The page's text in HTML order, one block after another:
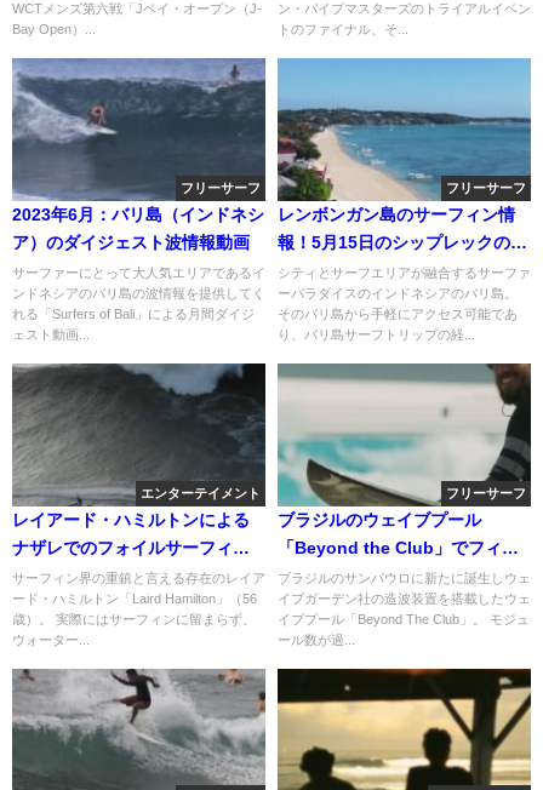
WCTメンズ第六戦「Jベイ・オープン（J-
Bay Open）...
ン・パイプマスターズのトライアルイベン
トのファイナル、そ...
フリーサーフ
2023年6月：バリ島（インドネシ
ア）のダイジェスト波情報動画
サーファーにとって大人気エリアであるイ
ンドネシアのバリ島の波情報を提供してく
れる「Surfers of Bali」による月間ダイジ
ェスト動画...
フリーサーフ
レンボンガン島のサーフィン情
報！5月15日のシップレックのフ
リーサーフ動画
シティとサーフエリアが融合するサーファ
ーパラダイスのインドネシアのバリ島。
そのバリ島から手軽にアクセス可能であ
り、バリ島サーフトリップの経...
エンターテイメント
レイアード・ハミルトンによる
ナザレでのフォイルサーフィン
動画
サーフィン界の重鎮と言える存在のレイア
ード・ハミルトン「Laird Hamilton」（56
歳）。 実際にはサーフィンに留まらず、
ウォーター...
フリーサーフ
ブラジルのウェイブプール
「Beyond the Club」でフィリ
ペ・トレドのフリーサーフ動画
ブラジルのサンパウロに新たに誕生しウェ
イブガーデン社の造波装置を搭載したウェ
イブプール「Beyond The Club」。 モジュ
ール数が過...